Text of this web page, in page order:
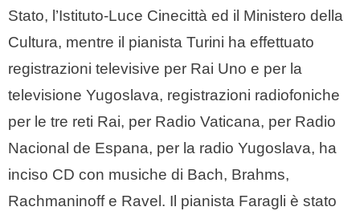
Stato, l’Istituto-Luce Cinecittà ed il Ministero della
Cultura, mentre il pianista Turini ha effettuato
registrazioni televisive per Rai Uno e per la
televisione Yugoslava, registrazioni radiofoniche
per le tre reti Rai, per Radio Vaticana, per Radio
Nacional de Espana, per la radio Yugoslava, ha
inciso CD con musiche di Bach, Brahms,
Rachmaninoff e Ravel. Il pianista Faragli è stato